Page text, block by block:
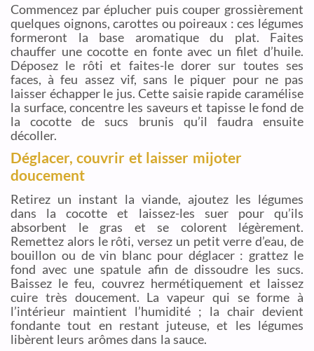
Commencez par éplucher puis couper grossièrement
quelques oignons, carottes ou poireaux : ces légumes
formeront la base aromatique du plat. Faites
chauffer une cocotte en fonte avec un filet d’huile.
Déposez le rôti et faites-le dorer sur toutes ses
faces, à feu assez vif, sans le piquer pour ne pas
laisser échapper le jus. Cette saisie rapide caramélise
la surface, concentre les saveurs et tapisse le fond de
la cocotte de sucs brunis qu’il faudra ensuite
décoller.
Déglacer, couvrir et laisser mijoter
doucement
Retirez un instant la viande, ajoutez les légumes
dans la cocotte et laissez-les suer pour qu’ils
absorbent le gras et se colorent légèrement.
Remettez alors le rôti, versez un petit verre d’eau, de
bouillon ou de vin blanc pour déglacer : grattez le
fond avec une spatule afin de dissoudre les sucs.
Baissez le feu, couvrez hermétiquement et laissez
cuire très doucement. La vapeur qui se forme à
l’intérieur maintient l’humidité ; la chair devient
fondante tout en restant juteuse, et les légumes
libèrent leurs arômes dans la sauce.